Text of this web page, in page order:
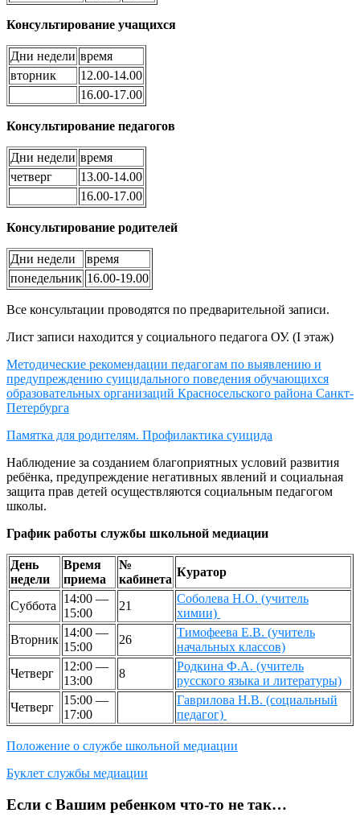
Консультирование учащихся
Дни недели время
вторник
12.00-14.00
16.00-17.00
Консультирование педагогов
Дни недели время
четверг
13.00-14.00
16.00-17.00
Консультирование родителей
Дни недели
время
понедельник 16.00-19.00
Все консультации проводятся по предварительной записи.
Лист записи находится у социального педагога ОУ. (I этаж)
Методические рекомендации педагогам по выявлению и
предупреждению суицидального поведения обучающихся
образовательных организаций Красносельского района Санкт-
Петербурга
Памятка для родителям. Профилактика суицида
Наблюдение за созданием благоприятных условий развития
ребёнка, предупреждение негативных явлений и социальная
защита прав детей осуществляются социальным педагогом
школы.
График работы службы школьной медиации
День
недели
Время
приема
№
кабинета
Куратор
Суббота
14:00 —
15:00
21
Соболева Н.О. (учитель
химии)
Вторник
14:00 —
15:00
26
Тимофеева Е.В. (учитель
начальных классов)
Четверг
12:00 —
13:00
8
Родкина Ф.А. (учитель
русского языка и литературы)
Четверг
15:00 —
17:00
Гаврилова Н.В. (социальный
педагог)
Положение о службе школьной медиации
Буклет службы медиации
Если с Вашим ребенком что-то не так…